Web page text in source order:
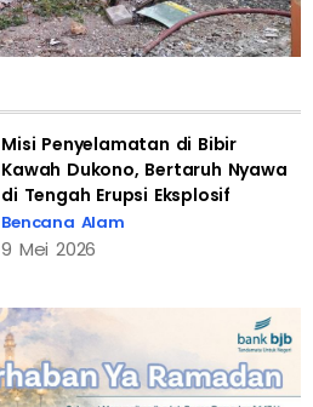
Misi Penyelamatan di Bibir
Kawah Dukono, Bertaruh Nyawa
di Tengah Erupsi Eksplosif
Bencana Alam
9 Mei 2026